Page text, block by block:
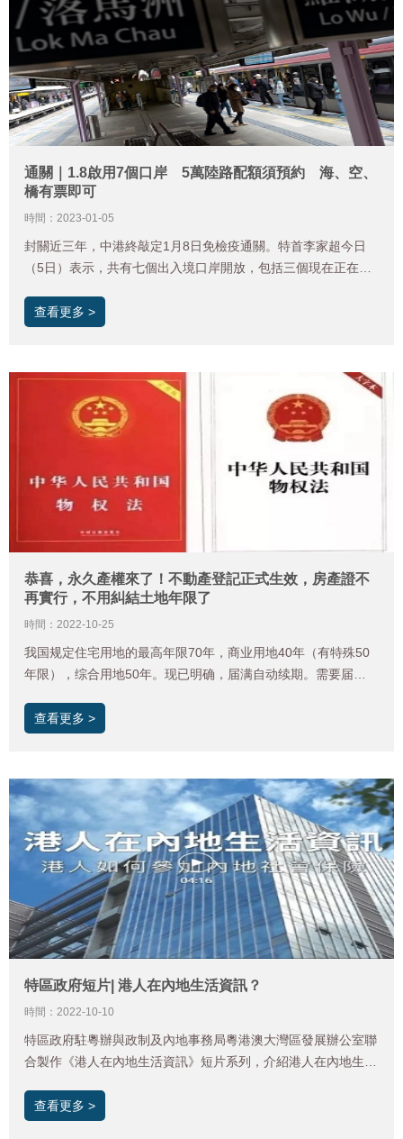
通關｜1.8啟用7個口岸 5萬陸路配額須預約 海、空、
橋有票即可
時間：2023-01-05
封關近三年，中港終敲定1月8日免檢疫通關。特首李家超今日
（5日）表示，共有七個出入境口岸開放，包括三個現在正在運
恢復開放口岸，即落馬洲支線管制站、文錦渡、中國客運碼頭、
查看更多 >
恭喜，永久產權來了！不動產登記正式生效，房產證不
再實行，不用糾結土地年限了
時間：2022-10-25
我国规定住宅用地的最高年限70年，商业用地40年（有特殊50
年限），综合用地50年。现已明确，届满自动续期。需要届满
查看更多 >
特區政府短片| 港人在內地生活資訊？
時間：2022-10-10
特區政府駐粵辦與政制及內地事務局粵港澳大灣區發展辦公室聯
合製作《港人在內地生活資訊》短片系列，介紹港人在內地生
認識和了解在內地生活的情況。 系列短片的第六集介紹港人如
查看更多 >